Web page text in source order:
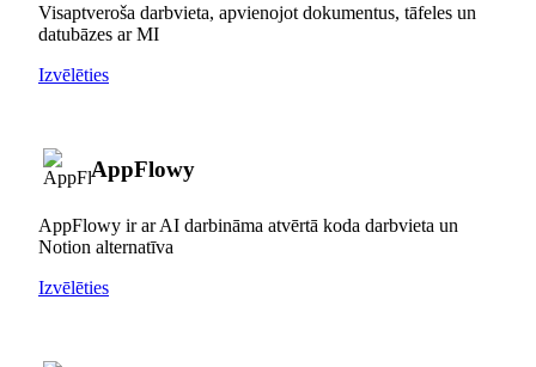
Visaptveroša darbvieta, apvienojot dokumentus, tāfeles un
datubāzes ar MI
Izvēlēties
AppFlowy
AppFlowy ir ar AI darbināma atvērtā koda darbvieta un
Notion alternatīva
Izvēlēties